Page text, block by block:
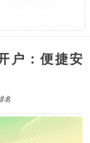
户：便捷安
名